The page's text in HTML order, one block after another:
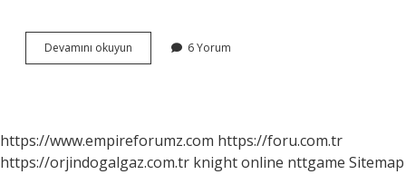
Devamını okuyun
Nedir
6 Yorum
https://www.empireforumz.com https://foru.com.tr
https://orjindogalgaz.com.tr knight online nttgame Sitemap